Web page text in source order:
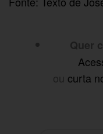
Quer
ou curta